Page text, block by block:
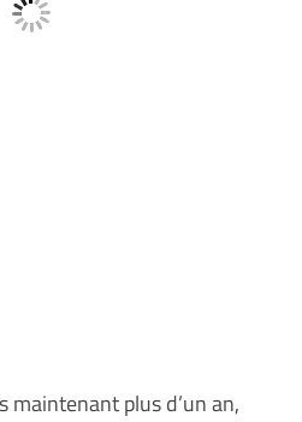
maintenant plus d’un an,